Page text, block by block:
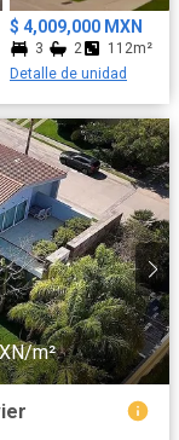
$ 4,009,000 MXN
3 2
112m²
Detalle de unidad
m²